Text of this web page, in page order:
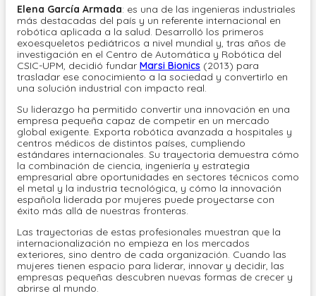
Elena García Armada: es una de las ingenieras industriales
más destacadas del país y un referente internacional en
robótica aplicada a la salud. Desarrolló los primeros
exoesqueletos pediátricos a nivel mundial y, tras años de
investigación en el Centro de Automática y Robótica del
CSIC-UPM, decidió fundar Marsi Bionics (2013) para
trasladar ese conocimiento a la sociedad y convertirlo en
una solución industrial con impacto real.
Su liderazgo ha permitido convertir una innovación en una
empresa pequeña capaz de competir en un mercado
global exigente. Exporta robótica avanzada a hospitales y
centros médicos de distintos países, cumpliendo
estándares internacionales. Su trayectoria demuestra cómo
la combinación de ciencia, ingeniería y estrategia
empresarial abre oportunidades en sectores técnicos como
el metal y la industria tecnológica, y cómo la innovación
española liderada por mujeres puede proyectarse con
éxito más allá de nuestras fronteras.
Las trayectorias de estas profesionales muestran que la
internacionalización no empieza en los mercados
exteriores, sino dentro de cada organización. Cuando las
mujeres tienen espacio para liderar, innovar y decidir, las
empresas pequeñas descubren nuevas formas de crecer y
abrirse al mundo.